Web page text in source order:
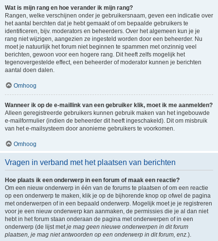
Wat is mijn rang en hoe verander ik mijn rang?
Rangen, welke verschijnen onder je gebruikersnaam, geven een indicatie over
het aantal berchten dat je hebt gemaakt of om bepaalde gebruikers te
identificeren, bijv. moderators en beheerders. Over het algemeen kun je je
rang niet wijzigen, aangezien ze ingesteld worden door een beheerder. Nu
moet je natuurlijk het forum niet beginnen te spammen met onzinnig veel
berichten, gewoon voor een hogere rang. Dit heeft zelfs mogelijk het
tegenovergestelde effect, een beheerder of moderator kunnen je berichten
aantal doen dalen.
Omhoog
Wanneer ik op de e-maillink van een gebruiker klik, moet ik me aanmelden?
Alleen geregistreerde gebruikers kunnen gebruik maken van het ingebouwde
e-mailformulier (indien de beheerder dit heeft ingeschakeld). Dit om misbruik
van het e-mailsysteem door anonieme gebruikers te voorkomen.
Omhoog
Vragen in verband met het plaatsen van berichten
Hoe plaats ik een onderwerp in een forum of maak een reactie?
Om een nieuw onderwerp in één van de forums te plaatsen of om een reactie
op een onderwerp te maken, klik je op de bijhorende knop op ofwel de pagina
met onderwerpen of in een bepaald onderwerp. Mogelijk moet je je registreren
voor je een nieuw onderwerp kan aanmaken, de permissies die je al dan niet
hebt in het forum staan onderaan de pagina met onderwerpen of in een
onderwerp (de lijst metje mag geen nieuwe onderwerpen in dit forum
plaatsen, je mag niet antwoorden op een onderwerp in dit forum, enz.).